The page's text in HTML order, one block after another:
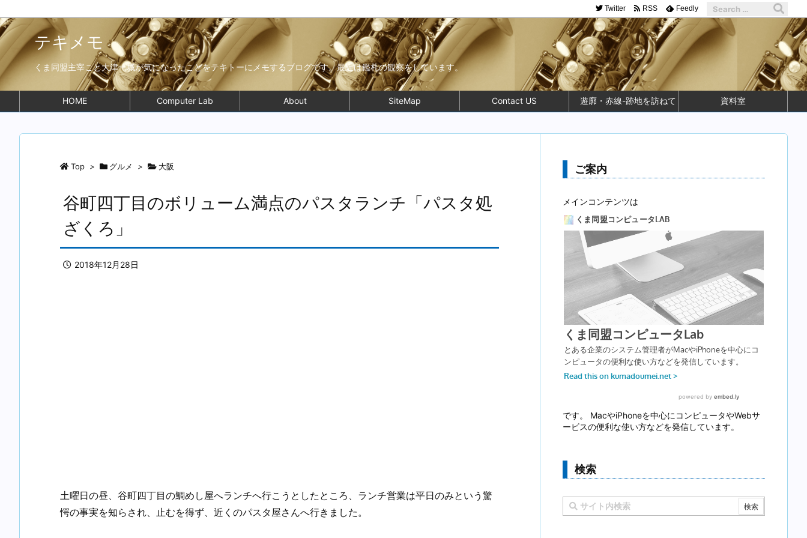
テキメモ
くま同盟主宰こと大津一城が気になったことをテキトーにメモするブログです。最近は鑑札の観察をしています。
HOME Computer Lab About SiteMap Contact US 遊廓・赤線-跡地を訪ねて 資料室
Twitter RSS Feedly
Top > グルメ > 大阪
谷町四丁目のボリューム満点のパスタランチ「パスタ処
ざくろ」
2018年12月28日
土曜日の昼、谷町四丁目の鯛めし屋へランチへ行こうとしたところ、ランチ営業は平日のみという驚
愕の事実を知らされ、止むを得ず、近くのパスタ屋さんへ行きました。
ご案内
メインコンテンツは
です。 MacやiPhoneを中心にコンピュータやWebサ
ービスの便利な使い方などを発信しています。
検索